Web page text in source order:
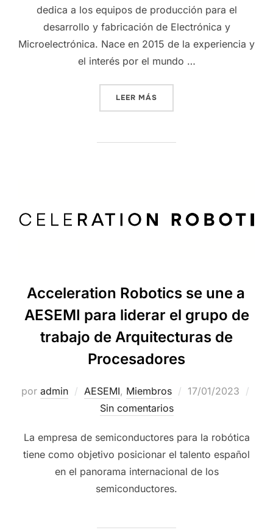
dedica a los equipos de producción para el
desarrollo y fabricación de Electrónica y
Microelectrónica. Nace en 2015 de la experiencia y
el interés por el mundo …
LEER MÁS
Acceleration Robotics se une a
AESEMI para liderar el grupo de
trabajo de Arquitecturas de
Procesadores
por admin AESEMI, Miembros
17/01/2023
Sin comentarios
La empresa de semiconductores para la robótica
tiene como objetivo posicionar el talento español
en el panorama internacional de los
semiconductores.